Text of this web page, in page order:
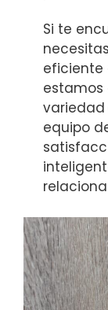
Si te
eficiente
estamos
variedad
equipo